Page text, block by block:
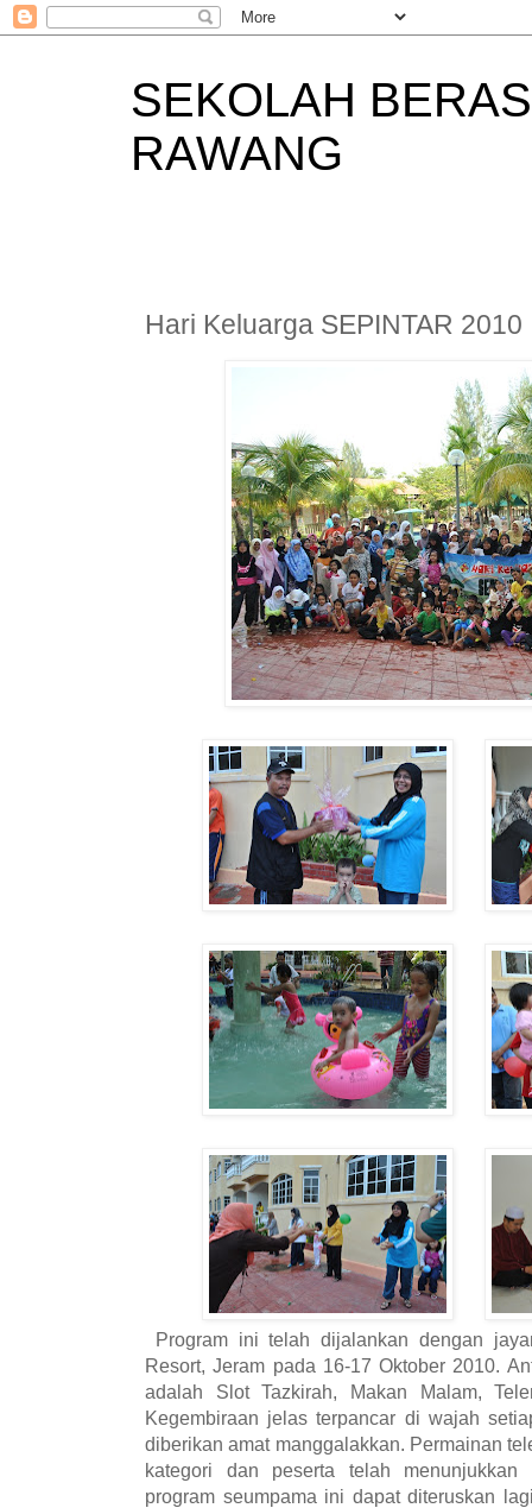
SEKOLAH
RAWANG
Hari Keluarga SEPINTAR 2010
Program ini telah dijalankan dengan
Resort, Jeram pada 16-17 Oktober 2010.
adalah Slot Tazkirah, Makan Malam,
Kegembiraan jelas terpancar di wajah
diberikan amat manggalakkan. Permainan
kategori dan peserta telah menunjukkan
program seumpama ini dapat diteruskan